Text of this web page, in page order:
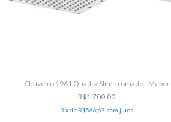
Chuveiro 1961 Quadra Slim cromado - Meber
R$1.700,00
3 x de R$566,67 sem juros